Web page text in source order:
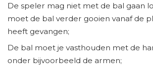
De speler mag niet met de bal gaan
moet de bal verder gooien vanaf de
heeft gevangen;
De bal moet je vasthouden met de
onder bijvoorbeeld de armen;